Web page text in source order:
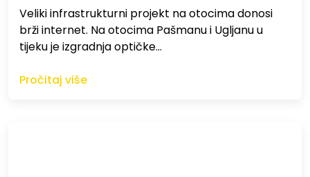
Veliki infrastrukturni projekt na otocima donosi
brži internet. Na otocima Pašmanu i Ugljanu u
tijeku je izgradnja optičke…
Pročitaj više